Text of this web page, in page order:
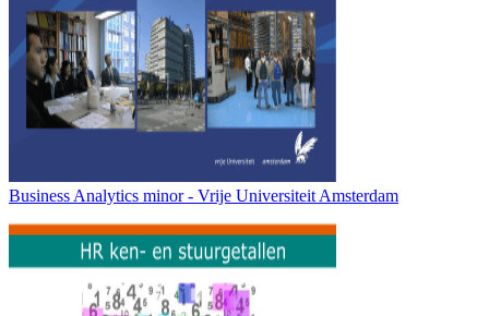
Business Analytics minor - Vrije Universiteit Amsterdam